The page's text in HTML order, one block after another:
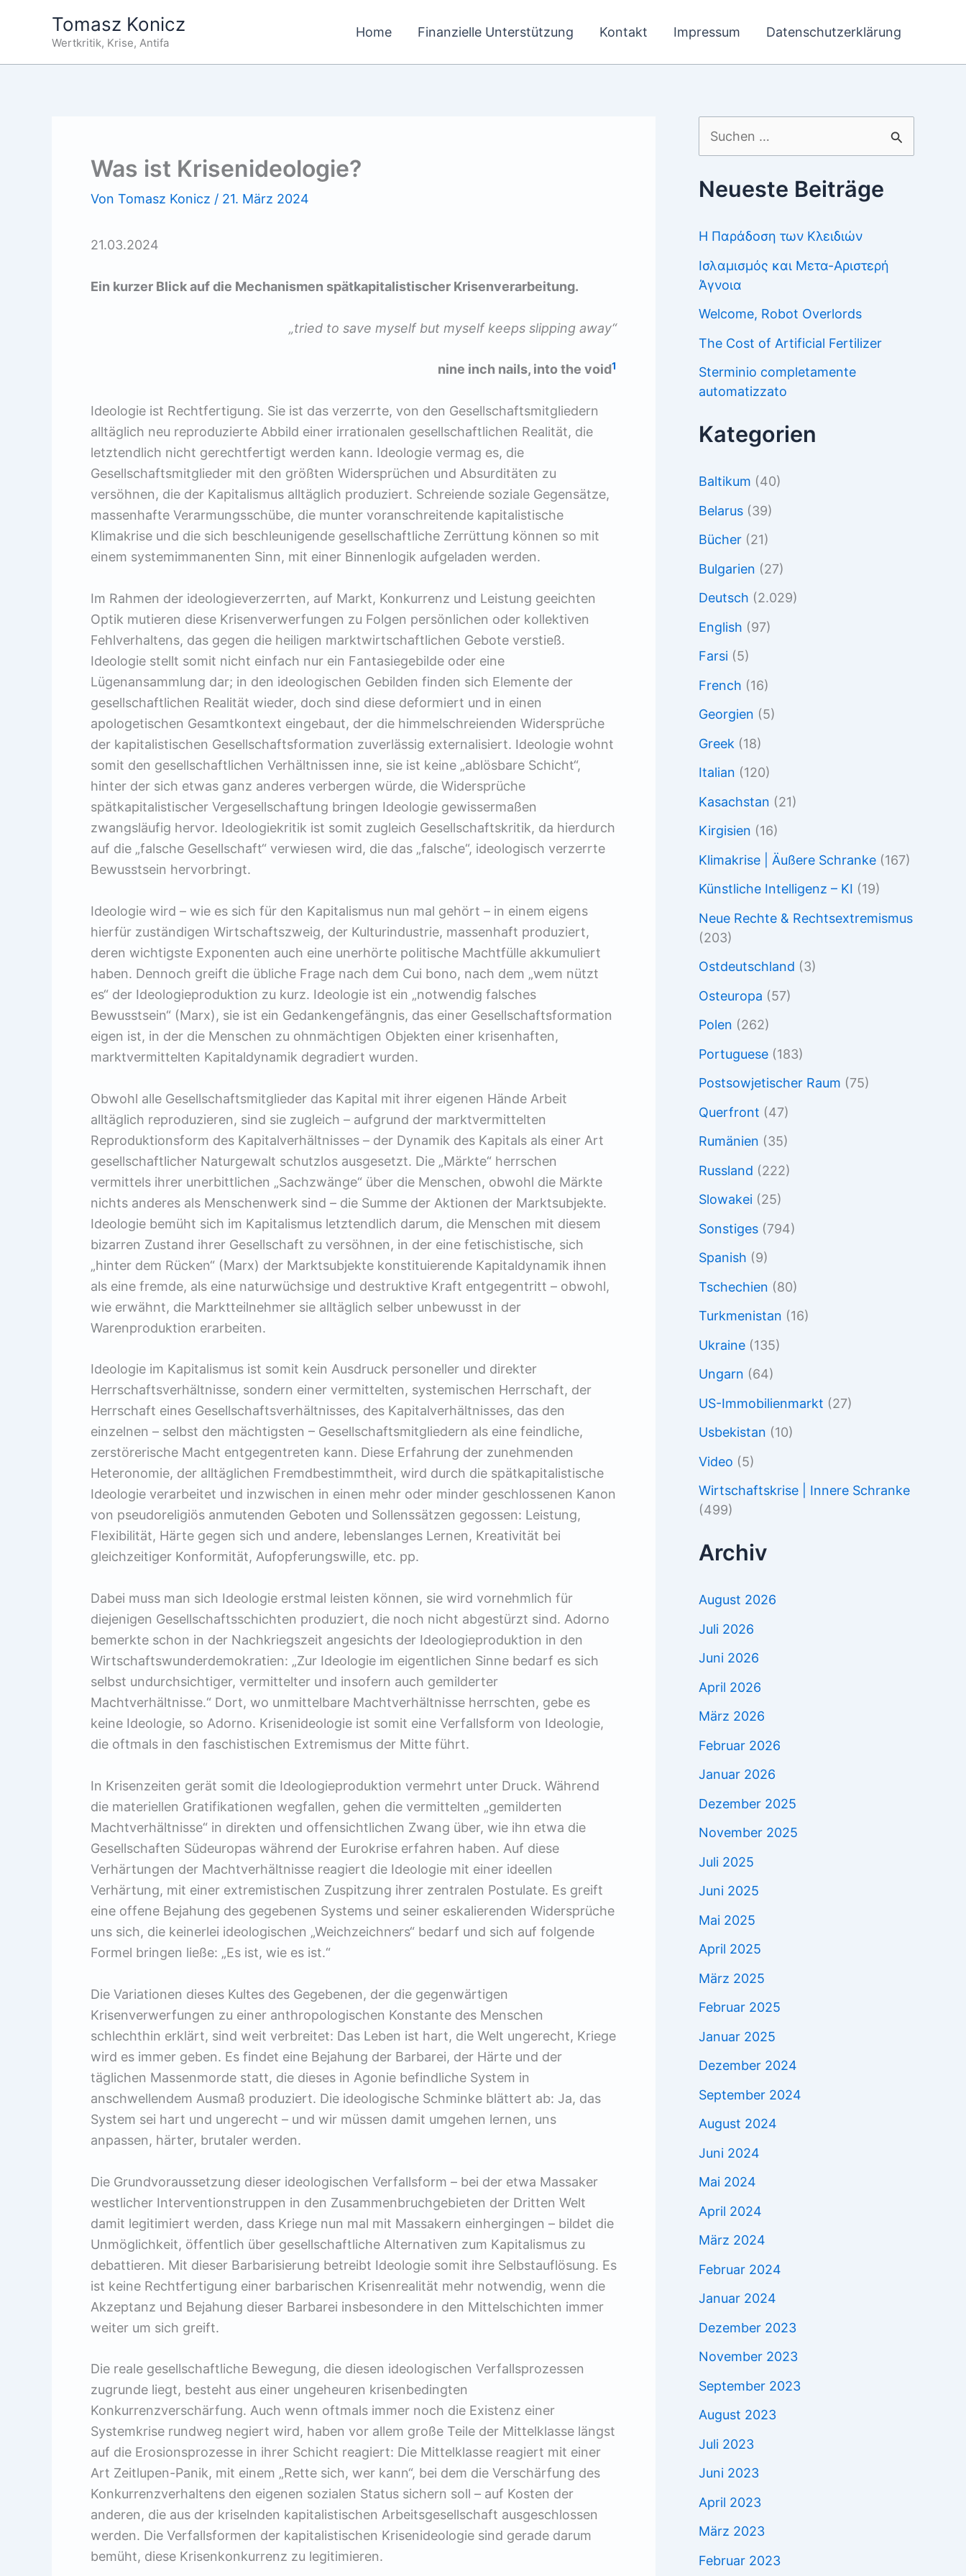
Tomasz Konicz
Wertkritik, Krise, Antifa
Home Finanzielle Unterstützung Kontakt Impressum Datenschutzerklärung
Was ist Krisenideologie?
Von Tomasz Konicz / 21. März 2024
21.03.2024
Ein kurzer Blick auf die Mechanismen spätkapitalistischer Krisenverarbeitung.
„tried to save myself but myself keeps slipping away“
nine inch nails, into the void1
Ideologie ist Rechtfertigung. Sie ist das verzerrte, von den Gesellschaftsmitgliedern
alltäglich neu reproduzierte Abbild einer irrationalen gesellschaftlichen Realität, die
letztendlich nicht gerechtfertigt werden kann. Ideologie vermag es, die
Gesellschaftsmitglieder mit den größten Widersprüchen und Absurditäten zu
versöhnen, die der Kapitalismus alltäglich produziert. Schreiende soziale Gegensätze,
massenhafte Verarmungsschübe, die munter voranschreitende kapitalistische
Klimakrise und die sich beschleunigende gesellschaftliche Zerrüttung können so mit
einem systemimmanenten Sinn, mit einer Binnenlogik aufgeladen werden.
Im Rahmen der ideologieverzerrten, auf Markt, Konkurrenz und Leistung geeichten
Optik mutieren diese Krisenverwerfungen zu Folgen persönlichen oder kollektiven
Fehlverhaltens, das gegen die heiligen marktwirtschaftlichen Gebote verstieß.
Ideologie stellt somit nicht einfach nur ein Fantasiegebilde oder eine
Lügenansammlung dar; in den ideologischen Gebilden finden sich Elemente der
gesellschaftlichen Realität wieder, doch sind diese deformiert und in einen
apologetischen Gesamtkontext eingebaut, der die himmelschreienden Widersprüche
der kapitalistischen Gesellschaftsformation zuverlässig externalisiert. Ideologie wohnt
somit den gesellschaftlichen Verhältnissen inne, sie ist keine „ablösbare Schicht“,
hinter der sich etwas ganz anderes verbergen würde, die Widersprüche
spätkapitalistischer Vergesellschaftung bringen Ideologie gewissermaßen
zwangsläufig hervor. Ideologiekritik ist somit zugleich Gesellschaftskritik, da hierdurch
auf die „falsche Gesellschaft“ verwiesen wird, die das „falsche“, ideologisch verzerrte
Bewusstsein hervorbringt.
Ideologie wird – wie es sich für den Kapitalismus nun mal gehört – in einem eigens
hierfür zuständigen Wirtschaftszweig, der Kulturindustrie, massenhaft produziert,
deren wichtigste Exponenten auch eine unerhörte politische Machtfülle akkumuliert
haben. Dennoch greift die übliche Frage nach dem Cui bono, nach dem „wem nützt
es“ der Ideologieproduktion zu kurz. Ideologie ist ein „notwendig falsches
Bewusstsein“ (Marx), sie ist ein Gedankengefängnis, das einer Gesellschaftsformation
eigen ist, in der die Menschen zu ohnmächtigen Objekten einer krisenhaften,
marktvermittelten Kapitaldynamik degradiert wurden.
Obwohl alle Gesellschaftsmitglieder das Kapital mit ihrer eigenen Hände Arbeit
alltäglich reproduzieren, sind sie zugleich – aufgrund der marktvermittelten
Reproduktionsform des Kapitalverhältnisses – der Dynamik des Kapitals als einer Art
gesellschaftlicher Naturgewalt schutzlos ausgesetzt. Die „Märkte“ herrschen
vermittels ihrer unerbittlichen „Sachzwänge“ über die Menschen, obwohl die Märkte
nichts anderes als Menschenwerk sind – die Summe der Aktionen der Marktsubjekte.
Ideologie bemüht sich im Kapitalismus letztendlich darum, die Menschen mit diesem
bizarren Zustand ihrer Gesellschaft zu versöhnen, in der eine fetischistische, sich
„hinter dem Rücken“ (Marx) der Marktsubjekte konstituierende Kapitaldynamik ihnen
als eine fremde, als eine naturwüchsige und destruktive Kraft entgegentritt – obwohl,
wie erwähnt, die Marktteilnehmer sie alltäglich selber unbewusst in der
Warenproduktion erarbeiten.
Ideologie im Kapitalismus ist somit kein Ausdruck personeller und direkter
Herrschaftsverhältnisse, sondern einer vermittelten, systemischen Herrschaft, der
Herrschaft eines Gesellschaftsverhältnisses, des Kapitalverhältnisses, das den
einzelnen – selbst den mächtigsten – Gesellschaftsmitgliedern als eine feindliche,
zerstörerische Macht entgegentreten kann. Diese Erfahrung der zunehmenden
Heteronomie, der alltäglichen Fremdbestimmtheit, wird durch die spätkapitalistische
Ideologie verarbeitet und inzwischen in einen mehr oder minder geschlossenen Kanon
von pseudoreligiös anmutenden Geboten und Sollenssätzen gegossen: Leistung,
Flexibilität, Härte gegen sich und andere, lebenslanges Lernen, Kreativität bei
gleichzeitiger Konformität, Aufopferungswille, etc. pp.
Dabei muss man sich Ideologie erstmal leisten können, sie wird vornehmlich für
diejenigen Gesellschaftsschichten produziert, die noch nicht abgestürzt sind. Adorno
bemerkte schon in der Nachkriegszeit angesichts der Ideologieproduktion in den
Wirtschaftswunderdemokratien: „Zur Ideologie im eigentlichen Sinne bedarf es sich
selbst undurchsichtiger, vermittelter und insofern auch gemilderter
Machtverhältnisse.“ Dort, wo unmittelbare Machtverhältnisse herrschten, gebe es
keine Ideologie, so Adorno. Krisenideologie ist somit eine Verfallsform von Ideologie,
die oftmals in den faschistischen Extremismus der Mitte führt.
In Krisenzeiten gerät somit die Ideologieproduktion vermehrt unter Druck. Während
die materiellen Gratifikationen wegfallen, gehen die vermittelten „gemilderten
Machtverhältnisse“ in direkten und offensichtlichen Zwang über, wie ihn etwa die
Gesellschaften Südeuropas während der Eurokrise erfahren haben. Auf diese
Verhärtungen der Machtverhältnisse reagiert die Ideologie mit einer ideellen
Verhärtung, mit einer extremistischen Zuspitzung ihrer zentralen Postulate. Es greift
eine offene Bejahung des gegebenen Systems und seiner eskalierenden Widersprüche
uns sich, die keinerlei ideologischen „Weichzeichners“ bedarf und sich auf folgende
Formel bringen ließe: „Es ist, wie es ist.“
Die Variationen dieses Kultes des Gegebenen, der die gegenwärtigen
Krisenverwerfungen zu einer anthropologischen Konstante des Menschen
schlechthin erklärt, sind weit verbreitet: Das Leben ist hart, die Welt ungerecht, Kriege
wird es immer geben. Es findet eine Bejahung der Barbarei, der Härte und der
täglichen Massenmorde statt, die dieses in Agonie befindliche System in
anschwellendem Ausmaß produziert. Die ideologische Schminke blättert ab: Ja, das
System sei hart und ungerecht – und wir müssen damit umgehen lernen, uns
anpassen, härter, brutaler werden.
Die Grundvoraussetzung dieser ideologischen Verfallsform – bei der etwa Massaker
westlicher Interventionstruppen in den Zusammenbruchgebieten der Dritten Welt
damit legitimiert werden, dass Kriege nun mal mit Massakern einhergingen – bildet die
Unmöglichkeit, öffentlich über gesellschaftliche Alternativen zum Kapitalismus zu
debattieren. Mit dieser Barbarisierung betreibt Ideologie somit ihre Selbstauflösung. Es
ist keine Rechtfertigung einer barbarischen Krisenrealität mehr notwendig, wenn die
Akzeptanz und Bejahung dieser Barbarei insbesondere in den Mittelschichten immer
weiter um sich greift.
Die reale gesellschaftliche Bewegung, die diesen ideologischen Verfallsprozessen
zugrunde liegt, besteht aus einer ungeheuren krisenbedingten
Konkurrenzverschärfung. Auch wenn oftmals immer noch die Existenz einer
Systemkrise rundweg negiert wird, haben vor allem große Teile der Mittelklasse längst
auf die Erosionsprozesse in ihrer Schicht reagiert: Die Mittelklasse reagiert mit einer
Art Zeitlupen-Panik, mit einem „Rette sich, wer kann“, bei dem die Verschärfung des
Konkurrenzverhaltens den eigenen sozialen Status sichern soll – auf Kosten der
anderen, die aus der kriselnden kapitalistischen Arbeitsgesellschaft ausgeschlossen
werden. Die Verfallsformen der kapitalistischen Krisenideologie sind gerade darum
bemüht, diese Krisenkonkurrenz zu legitimieren.
Suchen
nach:
Neueste Beiträge
Η Παράδοση των Κλειδιών
Ισλαμισμός και Μετα-Αριστερή
Άγνοια
Welcome, Robot Overlords
The Cost of Artificial Fertilizer
Sterminio completamente
automatizzato
Kategorien
Baltikum (40)
Belarus (39)
Bücher (21)
Bulgarien (27)
Deutsch (2.029)
English (97)
Farsi (5)
French (16)
Georgien (5)
Greek (18)
Italian (120)
Kasachstan (21)
Kirgisien (16)
Klimakrise | Äußere Schranke (167)
Künstliche Intelligenz – KI (19)
Neue Rechte & Rechtsextremismus
(203)
Ostdeutschland (3)
Osteuropa (57)
Polen (262)
Portuguese (183)
Postsowjetischer Raum (75)
Querfront (47)
Rumänien (35)
Russland (222)
Slowakei (25)
Sonstiges (794)
Spanish (9)
Tschechien (80)
Turkmenistan (16)
Ukraine (135)
Ungarn (64)
US-Immobilienmarkt (27)
Usbekistan (10)
Video (5)
Wirtschaftskrise | Innere Schranke
(499)
Archiv
August 2026
Juli 2026
Juni 2026
April 2026
März 2026
Februar 2026
Januar 2026
Dezember 2025
November 2025
Juli 2025
Juni 2025
Mai 2025
April 2025
März 2025
Februar 2025
Januar 2025
Dezember 2024
September 2024
August 2024
Juni 2024
Mai 2024
April 2024
März 2024
Februar 2024
Januar 2024
Dezember 2023
November 2023
September 2023
August 2023
Juli 2023
Juni 2023
April 2023
März 2023
Februar 2023